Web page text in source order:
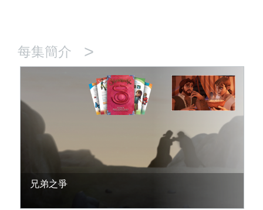
每集簡介 >
兄弟之爭